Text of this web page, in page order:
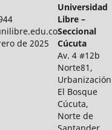
de 2025
Universidad
Libre –
Seccional
Cúcuta
Av. 4 #12b
Norte81,
Urbanización
El Bosque
Cúcuta,
Norte de